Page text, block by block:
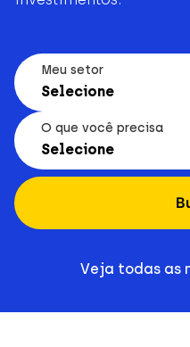
Meu setor
Selecione
O que você precisa
Selecione
Veja todas as